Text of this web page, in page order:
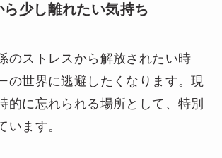
ら少し離れたい気持ち
のストレスから解放されたい時
の世界に逃避したくなります。現
的に忘れられる場所として、特別
います。